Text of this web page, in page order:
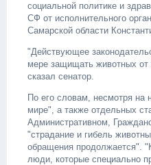
социальной политике и
СФ от исполнительного
Самарской области
"Действующее
мере защищать животных от
сказал сенатор.
По его словам, несмотря на
мире", а также отдельных
Административном,
"страдание и гибель
обращения продолжается".
люди, которые специально